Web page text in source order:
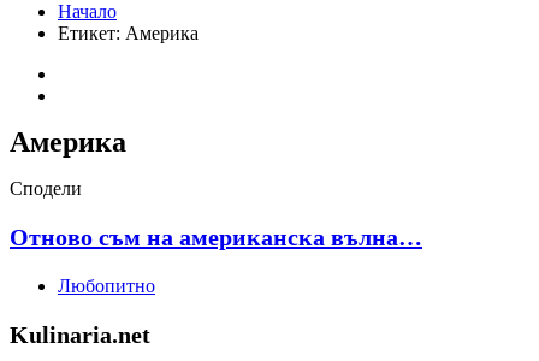
Начало
Етикет: Америка
Америка
Сподели
Отново съм на американска вълна…
Любопитно
Kulinaria.net